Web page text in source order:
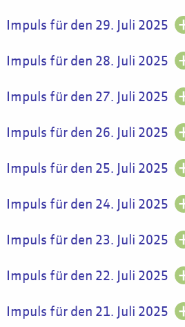
Impuls für den 29. Juli 2025
Impuls für den 28. Juli 2025
Impuls für den 27. Juli 2025
Impuls für den 26. Juli 2025
Impuls für den 25. Juli 2025
Impuls für den 24. Juli 2025
Impuls für den 23. Juli 2025
Impuls für den 22. Juli 2025
Impuls für den 21. Juli 2025